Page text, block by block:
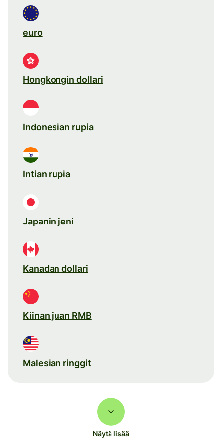
euro
Hongkongin dollari
Indonesian rupia
Intian rupia
Japanin jeni
Kanadan dollari
Kiinan juan RMB
Malesian ringgit
Näytä lisää